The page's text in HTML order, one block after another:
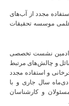
مجدد از آب‌های
علمی موسسه تحقیقات
نشست تخصصی
و چالش‌های مرتبط
و استفاده مجدد
دی‌ماه سال جاری و با
و کارشناسان